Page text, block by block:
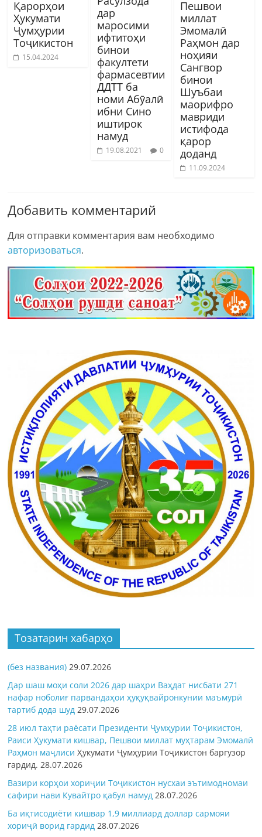
Қарорҳои
Ҳукумати
Ҷумҳурии
Тоҷикистон
15.04.2024
дар
маросими
ифтитоҳи
бинои
факултети
фармасевтии
ДДТТ ба
номи Абӯалӣ
ибни Сино
иштирок
намуд
19.08.2021 0
Пешвои
миллат
Эмомалӣ
Раҳмон дар
ноҳияи
Сангвор
бинои
Шуъбаи
маорифро
мавриди
истифода
қарор
доданд
11.09.2024
Добавить комментарий
Для отправки комментария вам необходимо
авторизоваться.
Тозатарин хабарҳо
(без названия) 29.07.2026
Дар шаш моҳи соли 2026 дар шаҳри Ваҳдат нисбати 271
нафар ноболиғ парвандаҳои ҳуқуқвайронкунии маъмурӣ
тартиб дода шуд 29.07.2026
28 июл таҳти раёсати Президенти Ҷумҳурии Тоҷикистон,
Раиси Ҳукумати кишвар, Пешвои миллат муҳтарам Эмомалӣ
Раҳмон маҷлисиҲукумати Ҷумҳурии Тоҷикистон баргузор
гардид. 28.07.2026
Вазири корҳои хориҷии Тоҷикистон нусхаи эътимодномаи
сафири нави Кувайтро қабул намуд 28.07.2026
Ба иқтисодиёти кишвар 1,9 миллиард доллар сармояи
хориҷӣ ворид гардид 28.07.2026